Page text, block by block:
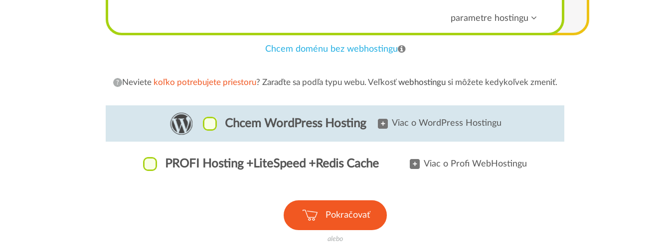
parametre hostingu
Chcem doménu bez webhostingu
Neviete koľko potrebujete priestoru? Zaraďte sa podľa typu webu. Veľkosťwebhostingusi môžete kedykoľvek zmeniť.
Chcem WordPress Hosting Viac o WordPress Hostingu
PROFI Hosting +LiteSpeed +Redis Cache Viac o Profi WebHostingu
Pokračovať
alebo